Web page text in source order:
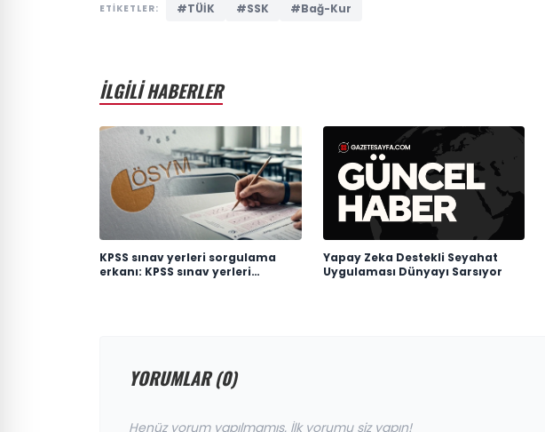
ETİKETLER: #TÜİK #SSK #Bağ-Kur
İLGİLİ HABERLER
KPSS sınav yerleri sorgulama
erkanı: KPSS sınav yerleri
Yapay Zeka Destekli Seyahat
Uygulaması Dünyayı Sarsıyor
YORUMLAR (0)
Henüz yorum yapılmamış. İlk yorumu siz yapın!